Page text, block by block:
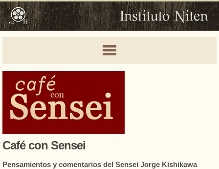
Café con Sensei
Pensamientos y comentarios del Sensei Jorge Kishikawa